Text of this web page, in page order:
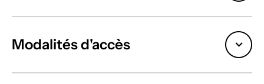
Modalités d'accès